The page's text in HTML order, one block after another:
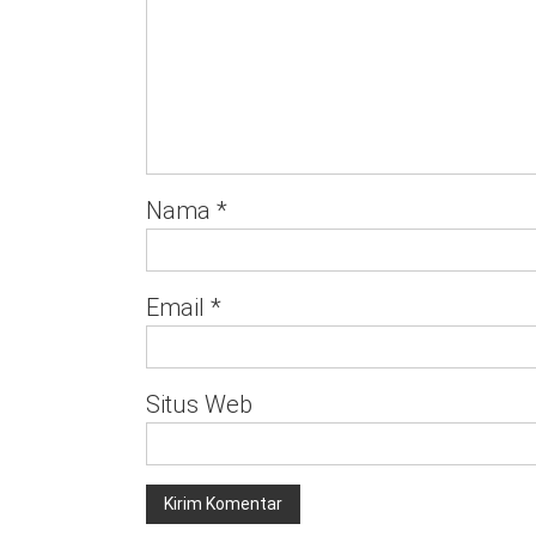
Nama *
Email *
Situs Web